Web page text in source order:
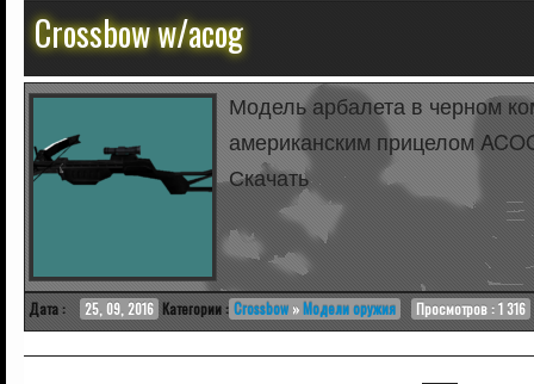
Crossbow w/acog
Модель арбалета в черном
американским прицелом
Скачать
Дата : 25, 09, 2016 Категории : Crossbow »Модели оружия Просмотров : 1 316